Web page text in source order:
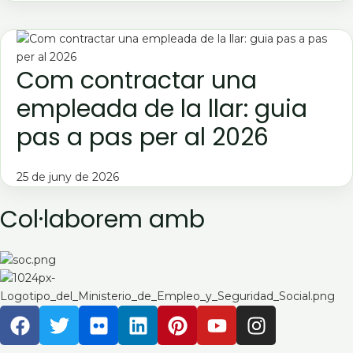
Com contractar una
empleada de la llar: guia
pas a pas per al 2026
25 de juny de 2026
Col·laborem amb
F
a
T
w
F
l
L
i
P
i
Y
o
I
n